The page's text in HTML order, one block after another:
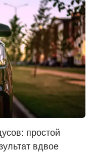
простой
вдвое